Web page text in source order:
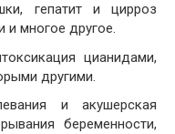
гепатит и цирроз
и многое другое.
цианидами,
другими.
и акушерская
беременности,